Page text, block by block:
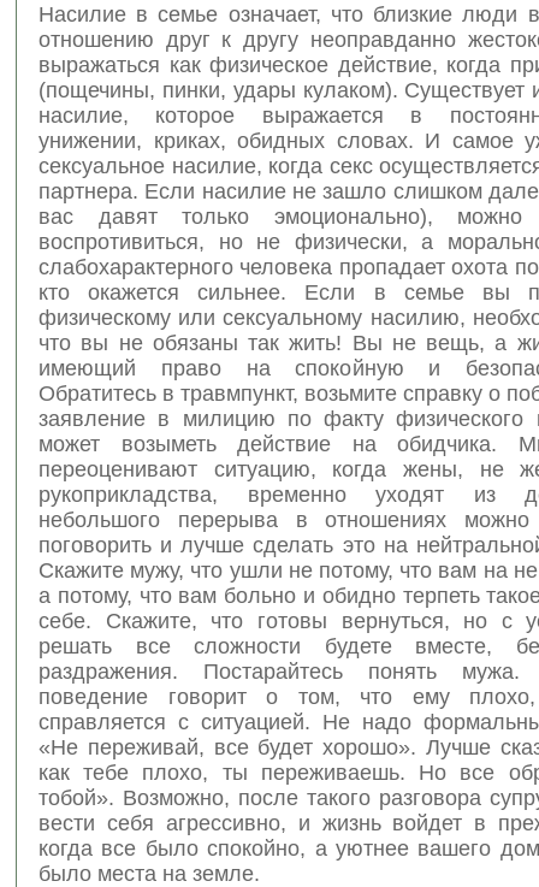
Насилие в семье означает, что близкие люди
отношению друг к другу неоправданно
выражаться как физическое действие, когда
(пощечины, пинки, удары кулаком). Существует
насилие, которое выражается в
унижении, криках, обидных словах. И самое
сексуальное насилие, когда секс
партнера. Если насилие не зашло слишком
вас давят только эмоционально), можно
воспротивиться, но не физически, а
слабохарактерного человека пропадает охота
кто окажется сильнее. Если в семье вы
физическому или сексуальному насилию,
что вы не обязаны так жить! Вы не вещь, а
имеющий право на спокойную и
Обратитесь в травмпункт, возьмите справку о
заявление в милицию по факту физического
может возыметь действие на обидчика.
переоценивают ситуацию, когда жены, не
рукоприкладства, временно уходят из
небольшого перерыва в отношениях можно
поговорить и лучше сделать это на
Скажите мужу, что ушли не потому, что вам на
а потому, что вам больно и обидно терпеть
себе. Скажите, что готовы вернуться, но с
решать все сложности будете вместе,
раздражения. Постарайтесь понять
поведение говорит о том, что ему
справляется с ситуацией. Не надо
«Не переживай, все будет хорошо». Лучше
как тебе плохо, ты переживаешь. Но все
тобой». Возможно, после такого разговора
вести себя агрессивно, и жизнь войдет в
когда все было спокойно, а уютнее вашего
было места на земле.